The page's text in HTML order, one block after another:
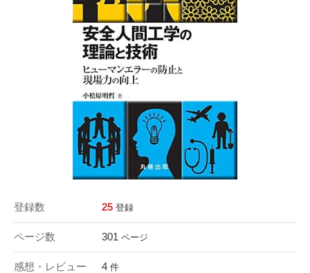
登録数 25 登録
ページ数 301 ページ
感想・レビュー 4 件